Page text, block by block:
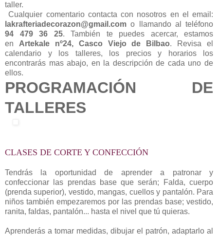
taller.
Cualquier comentario contacta con nosotros en el email:
lakrafteriadecorazon@gmail.com o llamando al teléfono
94 479 36 25. También te puedes acercar, estamos
en Artekale nº24, Casco Viejo de Bilbao. Revisa el
calendario y los talleres, los precios y horarios los
encontrarás mas abajo, en la descripción de cada uno de
ellos.
PROGRAMACIÓN DE
TALLERES
CLASES DE CORTE Y CONFECCIÓN
Tendrás la oportunidad de aprender a patronar y
confeccionar las prendas base que serán; Falda, cuerpo
(prenda superior), vestido, mangas, cuellos y pantalón. Para
niños también empezaremos por las prendas base; vestido,
ranita, faldas, pantalón... hasta el nivel que tú quieras.
Aprenderás a tomar medidas, dibujar el patrón, adaptarlo al